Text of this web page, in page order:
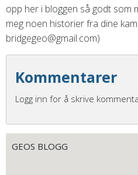
opp her i bloggen så godt som
meg noen historier fra dine
bridgegeo@gmail.com)
Kommentarer
Logg inn for å skrive
GEOS BLOGG